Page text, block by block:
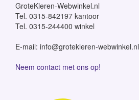
GroteKleren-Webwinkel.nl
Tel. 0315-842197 kantoor
Tel. 0315-244400 winkel
E-mail: info@grotekleren-webwinkel.nl
Neem contact met ons op!